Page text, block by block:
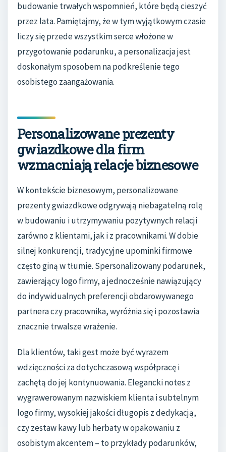
budowanie trwałych wspomnień, które będą cieszyć
przez lata. Pamiętajmy, że w tym wyjątkowym czasie
liczy się przede wszystkim serce włożone w
przygotowanie podarunku, a personalizacja jest
doskonałym sposobem na podkreślenie tego
osobistego zaangażowania.
Personalizowane prezenty
gwiazdkowe dla firm
wzmacniają relacje biznesowe
W kontekście biznesowym, personalizowane
prezenty gwiazdkowe odgrywają niebagatelną rolę
w budowaniu i utrzymywaniu pozytywnych relacji
zarówno z klientami, jak i z pracownikami. W dobie
silnej konkurencji, tradycyjne upominki firmowe
często giną w tłumie. Spersonalizowany podarunek,
zawierający logo firmy, a jednocześnie nawiązujący
do indywidualnych preferencji obdarowywanego
partnera czy pracownika, wyróżnia się i pozostawia
znacznie trwalsze wrażenie.
Dla klientów, taki gest może być wyrazem
wdzięczności za dotychczasową współpracę i
zachętą do jej kontynuowania. Elegancki notes z
wygrawerowanym nazwiskiem klienta i subtelnym
logo firmy, wysokiej jakości długopis z dedykacją,
czy zestaw kawy lub herbaty w opakowaniu z
osobistym akcentem – to przykłady podarunków,